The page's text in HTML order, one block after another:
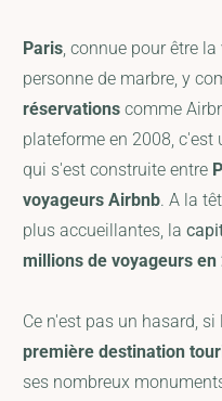
Paris, connue pour être
personne de marbre, y
réservations comme
plateforme en 2008,
qui s'est construite entre
voyageurs Airbnb. A la
plus accueillantes, la
millions de voyageurs en
Ce n'est pas un hasard,
première destination
ses nombreux